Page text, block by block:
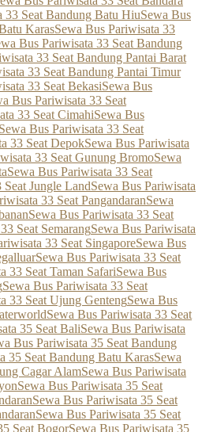
33 Seat Bandung Batu HiuSewa Bus
KarasSewa Bus Pariwisata 33
Bus Pariwisata 33 Seat Bandung
33 Seat Bandung Pantai Barat
33 Seat Bandung Pantai Timur
33 Seat BekasiSewa Bus
Bus Pariwisata 33 Seat
33 Seat CimahiSewa Bus
Sewa Bus Pariwisata 33 Seat
33 Seat DepokSewa Bus Pariwisata
33 Seat Gunung BromoSewa
Sewa Bus Pariwisata 33 Seat
Seat Jungle LandSewa Bus Pariwisata
33 Seat PangandaranSewa
Sewa Bus Pariwisata 33 Seat
Seat SemarangSewa Bus Pariwisata
33 Seat SingaporeSewa Bus
Sewa Bus Pariwisata 33 Seat
33 Seat Taman SafariSewa Bus
Sewa Bus Pariwisata 33 Seat
33 Seat Ujung GentengSewa Bus
Sewa Bus Pariwisata 33 Seat
35 Seat BaliSewa Bus Pariwisata
Bus Pariwisata 35 Seat Bandung
35 Seat Bandung Batu KarasSewa
Cagar AlamSewa Bus Pariwisata
Sewa Bus Pariwisata 35 Seat
Sewa Bus Pariwisata 35 Seat
Sewa Bus Pariwisata 35 Seat
Seat BogorSewa Bus Pariwisata 35